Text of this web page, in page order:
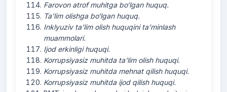
Farovon atrof muhitga bo‘lgan huquq.
Ta’lim olishga bo‘lgan huquq.
Inklyuziv ta’lim olish huquqini ta’minlash
muammolari.
Ijod erkinligi huquqi.
Korrupsiyasiz muhitda ta’lim olish huquqi.
Korrupsiyasiz muhitda mehnat qilish huquqi.
Korrupsiyasiz muhitda ijod qilish huquqi.